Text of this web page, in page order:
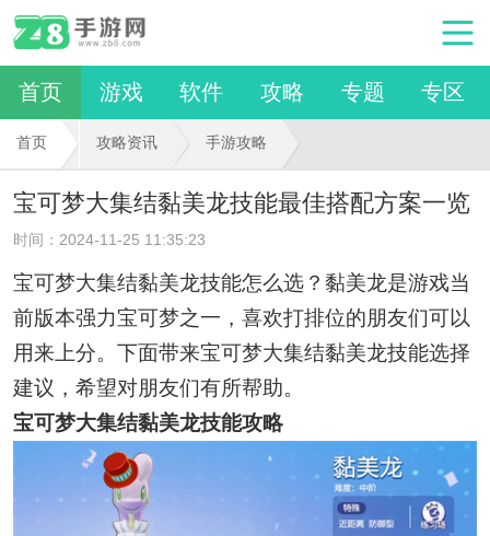
首页 游戏 软件 攻略 专题 专区
首页 攻略资讯 手游攻略
宝可梦大集结黏美龙技能最佳搭配方案一览
时间：2024-11-25 11:35:23
宝可梦大集结黏美龙技能怎么选？黏美龙是游戏当
前版本强力宝可梦之一，喜欢打排位的朋友们可以
用来上分。下面带来宝可梦大集结黏美龙技能选择
建议，希望对朋友们有所帮助。
宝可梦大集结黏美龙技能攻略